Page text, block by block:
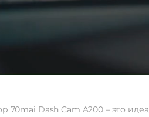
70mai Dash Cam A200 – это